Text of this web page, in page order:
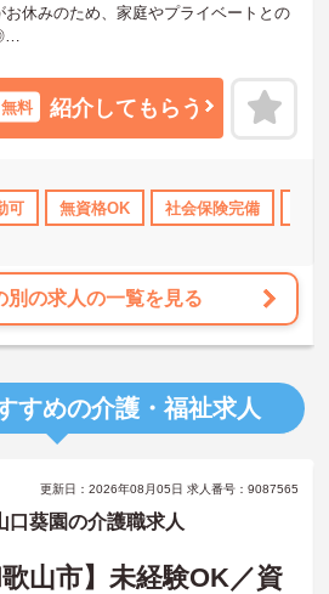
休みのため、家庭やプライベートとの
トをお伝えしますので、お気軽にご連絡
無料 紹介してもらう
可 無資格OK 社会保険完備
別の求人の一覧を見る
すめの介護・福祉求人
更新日：2026年08月05日 求人番号：9087565
口葵園の介護職求人
歌山市】未経験OK／資